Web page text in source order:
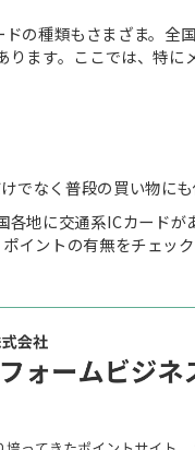
の種類もさまざま。全
ます。ここでは、特に
でなく普段の買い物にも
地に交通系ICカードが
イントの有無をチェック